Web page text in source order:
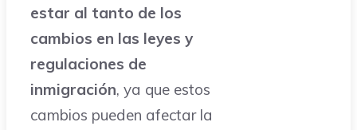
estar al tanto de los
cambios en las leyes y
regulaciones de
inmigración, ya que estos
cambios pueden afectar la